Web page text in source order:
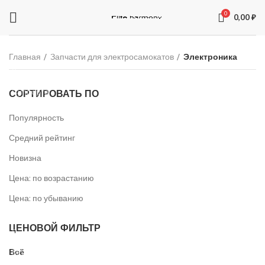
0 0,00₽
Главная Запчасти для электросамокатов Электроника
СОРТИРОВАТЬ ПО
Популярность
Средний рейтинг
Новизна
Цена: по возрастанию
Цена: по убыванию
ЦЕНОВОЙ ФИЛЬТР
Всё
ЗАПЧАСТИ ДЛЯ ЭЛЕКТРОСАМОКАТОВ
Электроника
Колодки
Суппорта
Вилки
Моторы